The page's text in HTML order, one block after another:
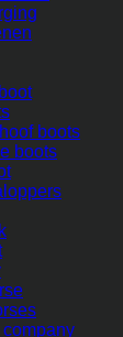
boots
boots